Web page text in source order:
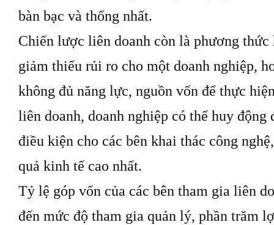
bàn bạc và thống nhất.
Chiến lược liên doanh còn là phương thức
giảm thiểu rủi ro cho một doanh nghiệp,
không đủ năng lực, nguồn vốn để thực
liên doanh, doanh nghiệp có thể huy
điều kiện cho các bên khai thác công
quả kinh tế cao nhất.
Tỷ lệ góp vốn của các bên tham gia liên
đến mức độ tham gia quản lý, phần trăm